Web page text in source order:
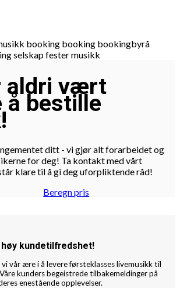
aldri vært
å bestille
ditt - vi gjør alt forarbeidet og
for deg! Ta kontakt med vårt
klare til å gi deg uforpliktende råd!
Beregn pris
kundetilfredshet!
vår ære i å levere førsteklasses livemusikk til
kunders begeistrede tilbakemeldinger på
enestående opplevelser.